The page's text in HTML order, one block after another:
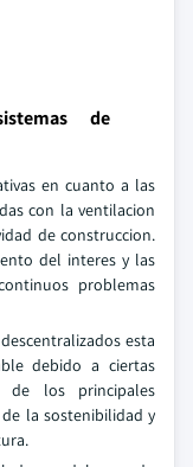
de
en cuanto a las
con la ventilacion
de construccion.
del interes y las
problemas
esta
debido a ciertas
de los principales
la sostenibilidad y